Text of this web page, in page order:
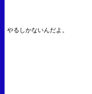
やるしかないんだよ。